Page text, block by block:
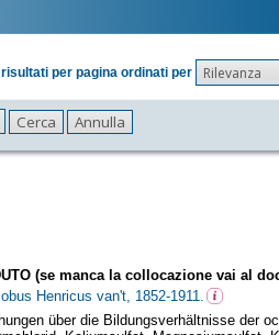
risultati per pagina ordinati per Rilevanza